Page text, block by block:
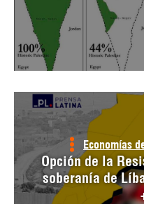
Economías
Opción de la
soberanía de